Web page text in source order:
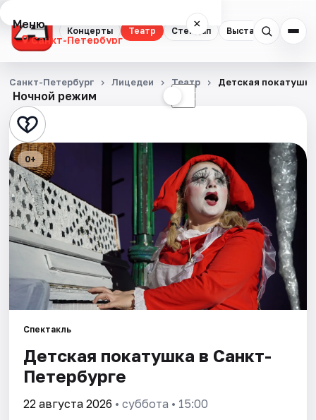
Концерты Театр Стендап Выставки
Меню ×
Санкт-Петербург
Концерты
Театр
Стендап
Выставки
Квесты
Экскурсии
Спорт
События
Города
Площадки
Ночной режим ☾
Санкт-Петербург Лицедеи Театр Детская покатушка
0+
Спектакль
Детская покатушка в Санкт-
Петербурге
22 августа 2026 • суббота • 15:00